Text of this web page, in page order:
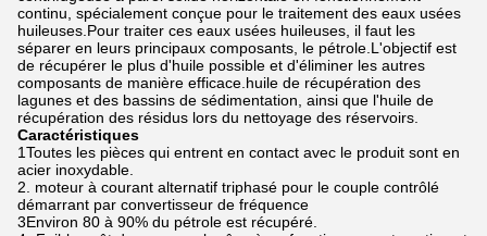
continu, spécialement conçue pour le traitement des eaux usées
huileuses.Pour traiter ces eaux usées huileuses, il faut les
séparer en leurs principaux composants, le pétrole.L'objectif est
de récupérer le plus d'huile possible et d'éliminer les autres
composants de manière efficace.huile de récupération des
lagunes et des bassins de sédimentation, ainsi que l'huile de
récupération des résidus lors du nettoyage des réservoirs.
Caractéristiques
1Toutes les pièces qui entrent en contact avec le produit sont en
acier inoxydable.
2. moteur à courant alternatif triphasé pour le couple contrôlé
démarrant par convertisseur de fréquence
3Environ 80 à 90% du pétrole est récupéré.